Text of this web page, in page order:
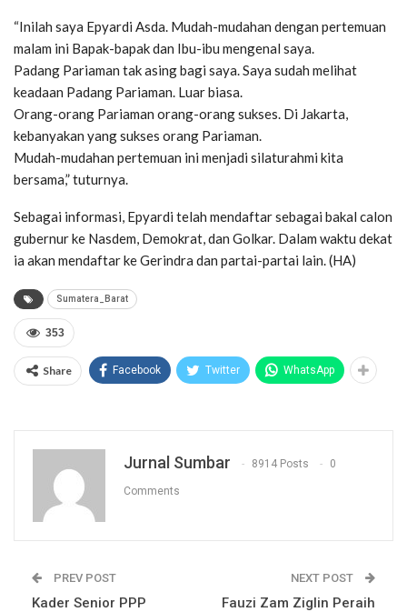
“Inilah saya Epyardi Asda. Mudah-mudahan dengan pertemuan
malam ini Bapak-bapak dan Ibu-ibu mengenal saya.
Padang Pariaman tak asing bagi saya. Saya sudah melihat
keadaan Padang Pariaman. Luar biasa.
Orang-orang Pariaman orang-orang sukses. Di Jakarta,
kebanyakan yang sukses orang Pariaman.
Mudah-mudahan pertemuan ini menjadi silaturahmi kita
bersama,” tuturnya.
Sebagai informasi, Epyardi telah mendaftar sebagai bakal calon
gubernur ke Nasdem, Demokrat, dan Golkar. Dalam waktu dekat
ia akan mendaftar ke Gerindra dan partai-partai lain. (HA)
Sumatera_Barat
353
Share Facebook Twitter WhatsApp
Jurnal Sumbar 8914 Posts 0
Comments
PREV POST
Kader Senior PPP
NEXT POST
Fauzi Zam Ziglin Peraih